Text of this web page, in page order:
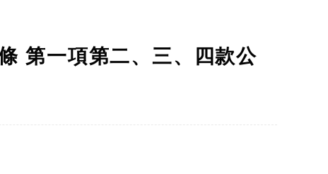
第一項第二、三、四款公